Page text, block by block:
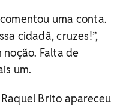
uma conta.
cidadã, cruzes!”,
Falta de
um.
Brito apareceu